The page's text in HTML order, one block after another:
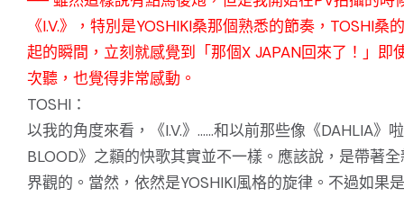
《I.V.》，特別是YOSHIKI桑那個熟悉的節奏，TOSHI桑
起的瞬間，立刻就感覺到「那個X JAPAN回來了！」即
次聽，也覺得非常感動。
TOSHI：
以我的角度來看，《I.V.》……和以前那些像《DAHLIA》
BLOOD》之纇的快歌其實並不一樣。應該說，是帶著
界觀的。當然，依然是YOSHIKI風格的旋律。不過如果